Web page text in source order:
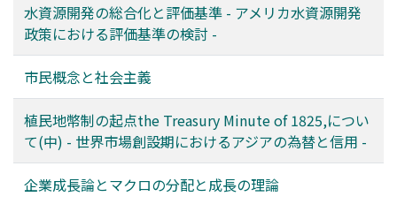
水資源開発の総合化と評価基準 - アメリカ水資源開発
政策における評価基準の検討 -
市民概念と社会主義
植民地幣制の起点the Treasury Minute of 1825,につい
て(中) - 世界市場創設期におけるアジアの為替と信用 -
企業成長論とマクロの分配と成長の理論